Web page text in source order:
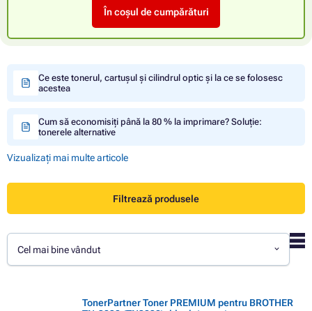
În coșul de cumpărături
Ce este tonerul, cartușul și cilindrul optic și la ce se folosesc
acestea
Cum să economisiți până la 80 % la imprimare? Soluție:
tonerele alternative
Vizualizați mai multe articole
Filtrează produsele
Cel mai bine vândut
TonerPartner Toner PREMIUM pentru BROTHER